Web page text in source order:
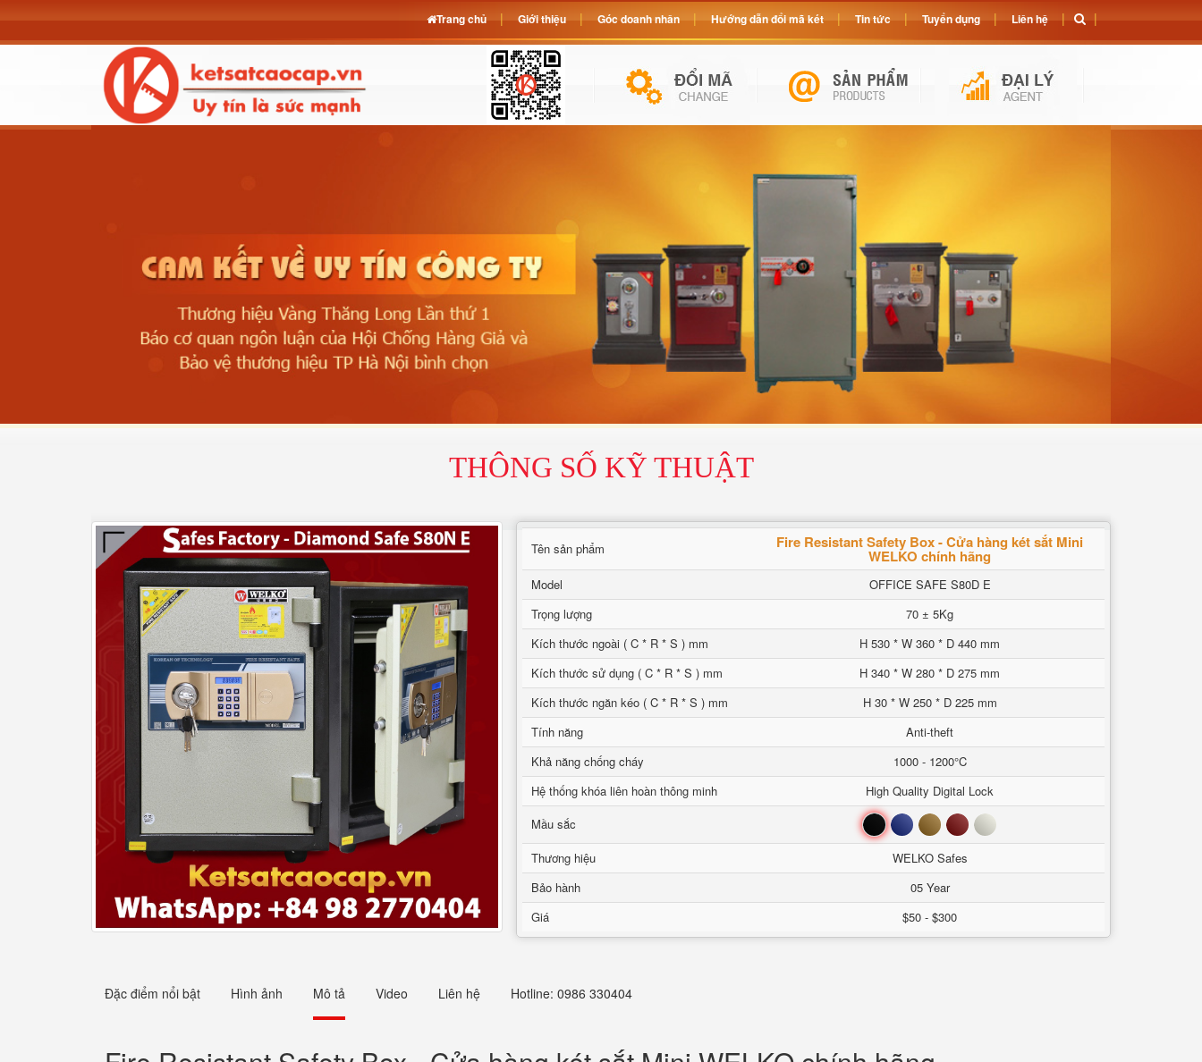
THÔNG SỐ KỸ THUẬT
Tên sản phẩm Fire Resistant Safety Box - Cửa hàng két sắt Mini
WELKO chính hãng
Model
OFFICE SAFE S80D E
Trọng lượng
70 ± 5Kg
Kích thước ngoài ( C * R * S ) mm
H 530 * W 360 * D 440 mm
Kích thước sử dụng ( C * R * S ) mm
H 340 * W 280 * D 275 mm
Kích thước ngăn kéo ( C * R * S ) mm
H 30 * W 250 * D 225 mm
Tính năng
Anti-theft
Khả năng chống cháy
1000 - 1200°C
Hệ thống khóa liên hoàn thông minh
High Quality Digital Lock
Mầu sắc
Đen Xanh Nâu Đỏ Trắng
Thương hiệu
WELKO Safes
Bảo hành
05 Year
Giá
$50 - $300
Đặc điểm nổi bật Hình ảnh Mô tả Video Liên hệ Hotline: 0986 330404
Trang chủ Giới thiệu Góc doanh nhân Hướng dẫn đổi mã két Tin tức Tuyển dụng Liên hệ